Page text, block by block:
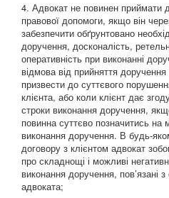
4. Адвокат не повинен приймати
правової допомоги, якщо він
забезпечити обґрунтовано
доручення, досконалість,
оперативність при виконанні
відмова від прийняття
призвести до суттєвого
клієнта, або коли клієнт дає
строки виконання доручення,
повинна суттєво позначитись на
виконання доручення. В будь-
договору з клієнтом адвокат
про складнощі і можливі
виконання доручення, пов’язані
адвоката;